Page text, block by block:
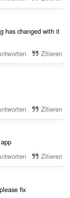
has changed with it
Zitieren
Zitieren
Zitieren
fix